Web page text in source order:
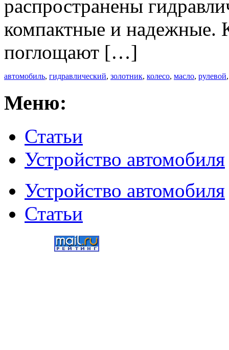
распространены
компактные и надежные.
поглощают […]
автомобиль, гидравлический, золотник, колесо, масло, рулевой
Меню:
Статьи
Устройство автомобиля
Устройство автомобиля
Статьи